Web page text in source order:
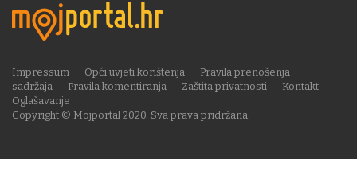
Copyright © Mojportal 2020. Sva prava pridržana.
Impressum Opći uvjeti korištenja
Pravila prenošenja
sadržaja
Pravila komentiranja Zaštita privatnosti
Kontakt
Oglašavanje